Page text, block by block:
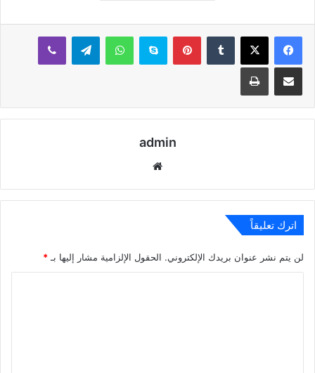
بينتيريستسكايب واتساب تيلقرام ڤايبر
مشاركة عبر البريد طباعة
admin
اترك تعليقاً
لن يتم نشر عنوان بريدك الإلكتروني. الحقول الإلزامية مشار إليها بـ*